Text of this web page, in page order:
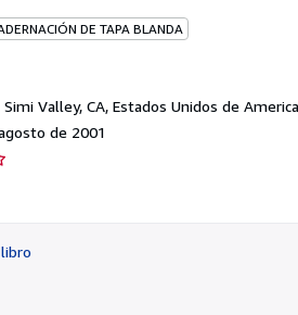
DE TAPA BLANDA
Simi Valley, CA, Estados Unidos de America
de 2001